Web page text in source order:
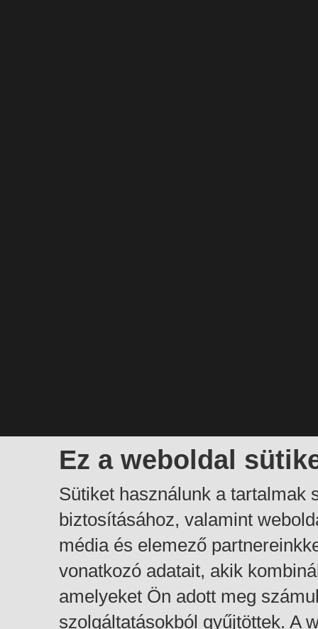
Ez a weboldal
Sütiket használunk a tartalmak
biztosításához, valamint
média és elemező
vonatkozó adatait, akik
amelyeket Ön adott meg
szolgáltatásokból gyűjtöttek. A